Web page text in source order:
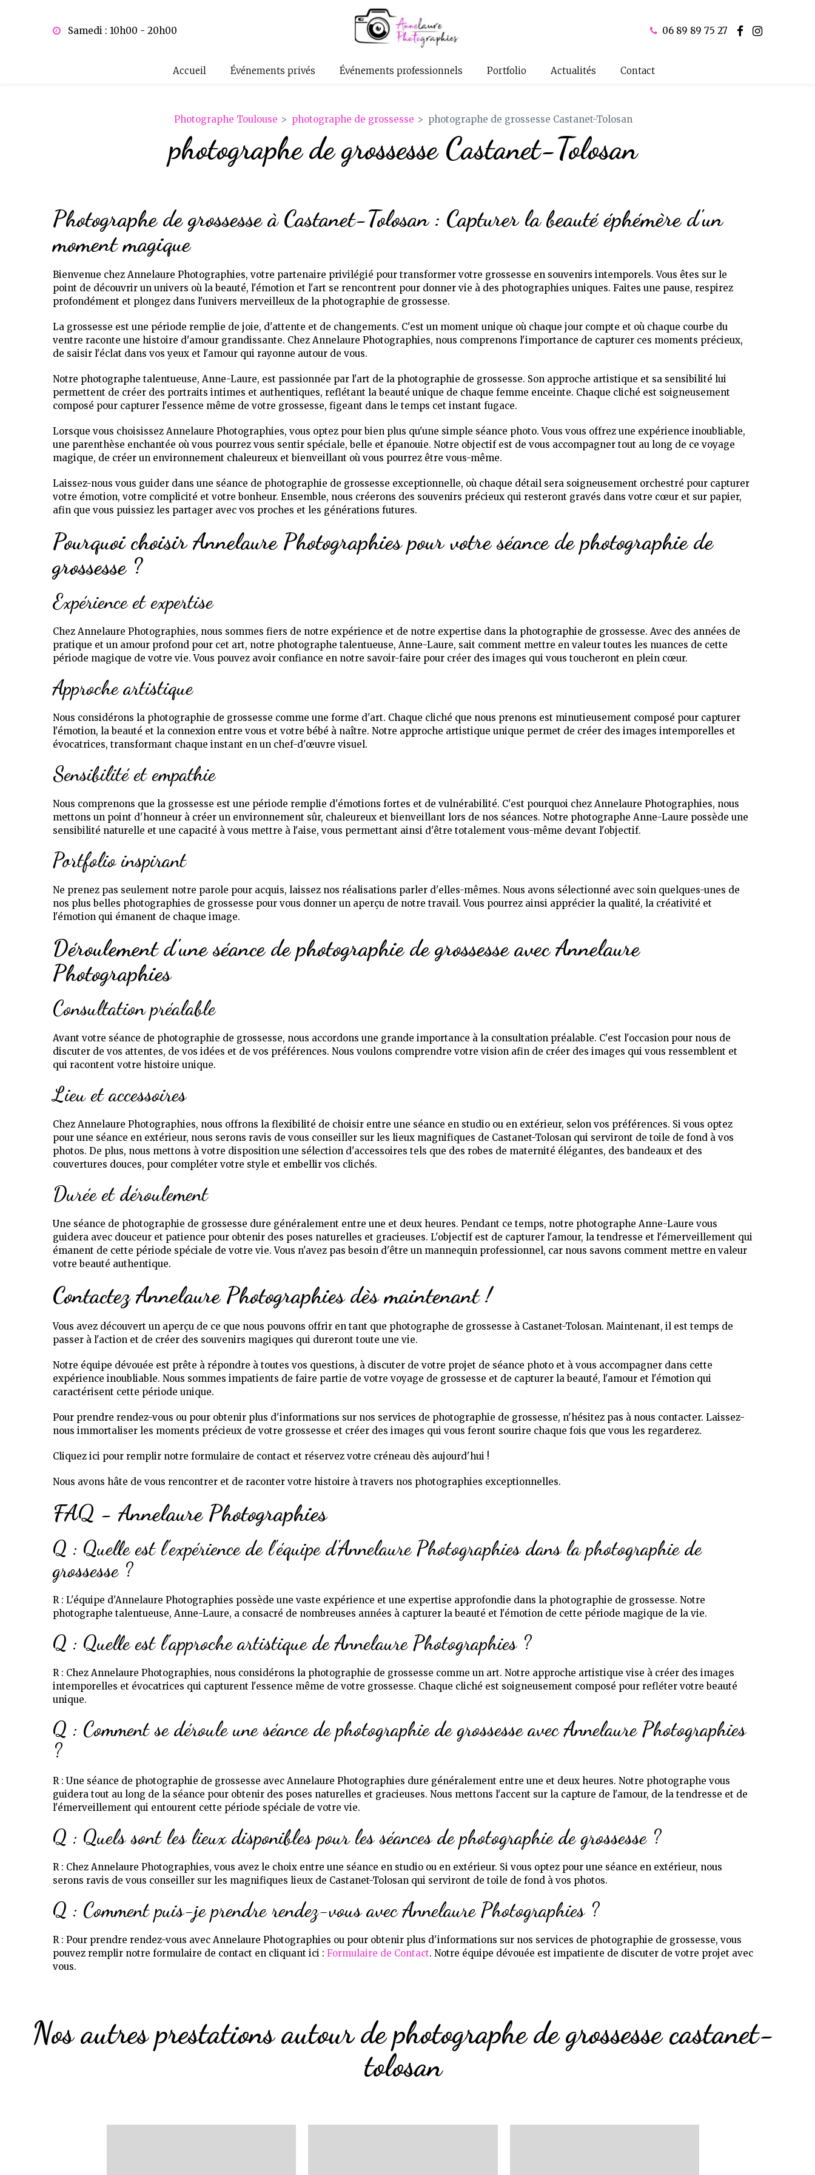
Samedi : 10h00 - 20h00 06 89 89 75 27
Accueil Événements privés Événements professionnels Portfolio Actualités Contact
Photographe Toulouse photographe de grossesse photographe de grossesse Castanet-Tolosan
photographe de grossesse Castanet-Tolosan
Photographe de grossesse à Castanet-Tolosan : Capturer la beauté éphémère d'un
moment magique
Bienvenue chez Annelaure Photographies, votre partenaire privilégié pour transformer votre grossesse en souvenirs intemporels. Vous êtes sur le
point de découvrir un univers où la beauté, l'émotion et l'art se rencontrent pour donner vie à des photographies uniques. Faites une pause, respirez
profondément et plongez dans l'univers merveilleux de la photographie de grossesse.
La grossesse est une période remplie de joie, d'attente et de changements. C'est un moment unique où chaque jour compte et où chaque courbe du
ventre raconte une histoire d'amour grandissante. Chez Annelaure Photographies, nous comprenons l'importance de capturer ces moments précieux,
de saisir l'éclat dans vos yeux et l'amour qui rayonne autour de vous.
Notre photographe talentueuse, Anne-Laure, est passionnée par l'art de la photographie de grossesse. Son approche artistique et sa sensibilité lui
permettent de créer des portraits intimes et authentiques, reflétant la beauté unique de chaque femme enceinte. Chaque cliché est soigneusement
composé pour capturer l'essence même de votre grossesse, figeant dans le temps cet instant fugace.
Lorsque vous choisissez Annelaure Photographies, vous optez pour bien plus qu'une simple séance photo. Vous vous offrez une expérience inoubliable,
une parenthèse enchantée où vous pourrez vous sentir spéciale, belle et épanouie. Notre objectif est de vous accompagner tout au long de ce voyage
magique, de créer un environnement chaleureux et bienveillant où vous pourrez être vous-même.
Laissez-nous vous guider dans une séance de photographie de grossesse exceptionnelle, où chaque détail sera soigneusement orchestré pour capturer
votre émotion, votre complicité et votre bonheur. Ensemble, nous créerons des souvenirs précieux qui resteront gravés dans votre cœur et sur papier,
afin que vous puissiez les partager avec vos proches et les générations futures.
Pourquoi choisir Annelaure Photographies pour votre séance de photographie de
grossesse ?
Expérience et expertise
Chez Annelaure Photographies, nous sommes fiers de notre expérience et de notre expertise dans la photographie de grossesse. Avec des années de
pratique et un amour profond pour cet art, notre photographe talentueuse, Anne-Laure, sait comment mettre en valeur toutes les nuances de cette
période magique de votre vie. Vous pouvez avoir confiance en notre savoir-faire pour créer des images qui vous toucheront en plein cœur.
Approche artistique
Nous considérons la photographie de grossesse comme une forme d'art. Chaque cliché que nous prenons est minutieusement composé pour capturer
l'émotion, la beauté et la connexion entre vous et votre bébé à naître. Notre approche artistique unique permet de créer des images intemporelles et
évocatrices, transformant chaque instant en un chef-d'œuvre visuel.
Sensibilité et empathie
Nous comprenons que la grossesse est une période remplie d'émotions fortes et de vulnérabilité. C'est pourquoi chez Annelaure Photographies, nous
mettons un point d'honneur à créer un environnement sûr, chaleureux et bienveillant lors de nos séances. Notre photographe Anne-Laure possède une
sensibilité naturelle et une capacité à vous mettre à l'aise, vous permettant ainsi d'être totalement vous-même devant l'objectif.
Portfolio inspirant
Ne prenez pas seulement notre parole pour acquis, laissez nos réalisations parler d'elles-mêmes. Nous avons sélectionné avec soin quelques-unes de
nos plus belles photographies de grossesse pour vous donner un aperçu de notre travail. Vous pourrez ainsi apprécier la qualité, la créativité et
l'émotion qui émanent de chaque image.
Déroulement d'une séance de photographie de grossesse avec Annelaure
Photographies
Consultation préalable
Avant votre séance de photographie de grossesse, nous accordons une grande importance à la consultation préalable. C'est l'occasion pour nous de
discuter de vos attentes, de vos idées et de vos préférences. Nous voulons comprendre votre vision afin de créer des images qui vous ressemblent et
qui racontent votre histoire unique.
Lieu et accessoires
Chez Annelaure Photographies, nous offrons la flexibilité de choisir entre une séance en studio ou en extérieur, selon vos préférences. Si vous optez
pour une séance en extérieur, nous serons ravis de vous conseiller sur les lieux magnifiques de Castanet-Tolosan qui serviront de toile de fond à vos
photos. De plus, nous mettons à votre disposition une sélection d'accessoires tels que des robes de maternité élégantes, des bandeaux et des
couvertures douces, pour compléter votre style et embellir vos clichés.
Durée et déroulement
Une séance de photographie de grossesse dure généralement entre une et deux heures. Pendant ce temps, notre photographe Anne-Laure vous
guidera avec douceur et patience pour obtenir des poses naturelles et gracieuses. L'objectif est de capturer l'amour, la tendresse et l'émerveillement qui
émanent de cette période spéciale de votre vie. Vous n'avez pas besoin d'être un mannequin professionnel, car nous savons comment mettre en valeur
votre beauté authentique.
Contactez Annelaure Photographies dès maintenant !
Vous avez découvert un aperçu de ce que nous pouvons offrir en tant que photographe de grossesse à Castanet-Tolosan. Maintenant, il est temps de
passer à l'action et de créer des souvenirs magiques qui dureront toute une vie.
Notre équipe dévouée est prête à répondre à toutes vos questions, à discuter de votre projet de séance photo et à vous accompagner dans cette
expérience inoubliable. Nous sommes impatients de faire partie de votre voyage de grossesse et de capturer la beauté, l'amour et l'émotion qui
caractérisent cette période unique.
Pour prendre rendez-vous ou pour obtenir plus d'informations sur nos services de photographie de grossesse, n'hésitez pas à nous contacter. Laissez-
nous immortaliser les moments précieux de votre grossesse et créer des images qui vous feront sourire chaque fois que vous les regarderez.
Cliquez ici pour remplir notre formulaire de contact et réservez votre créneau dès aujourd'hui !
Nous avons hâte de vous rencontrer et de raconter votre histoire à travers nos photographies exceptionnelles.
FAQ - Annelaure Photographies
Q : Quelle est l'expérience de l'équipe d'Annelaure Photographies dans la photographie de
grossesse ?
R : L'équipe d'Annelaure Photographies possède une vaste expérience et une expertise approfondie dans la photographie de grossesse. Notre
photographe talentueuse, Anne-Laure, a consacré de nombreuses années à capturer la beauté et l'émotion de cette période magique de la vie.
Q : Quelle est l'approche artistique de Annelaure Photographies ?
R : Chez Annelaure Photographies, nous considérons la photographie de grossesse comme un art. Notre approche artistique vise à créer des images
intemporelles et évocatrices qui capturent l'essence même de votre grossesse. Chaque cliché est soigneusement composé pour refléter votre beauté
unique.
Q : Comment se déroule une séance de photographie de grossesse avec Annelaure Photographies
?
R : Une séance de photographie de grossesse avec Annelaure Photographies dure généralement entre une et deux heures. Notre photographe vous
guidera tout au long de la séance pour obtenir des poses naturelles et gracieuses. Nous mettons l'accent sur la capture de l'amour, de la tendresse et de
l'émerveillement qui entourent cette période spéciale de votre vie.
Q : Quels sont les lieux disponibles pour les séances de photographie de grossesse ?
R : Chez Annelaure Photographies, vous avez le choix entre une séance en studio ou en extérieur. Si vous optez pour une séance en extérieur, nous
serons ravis de vous conseiller sur les magnifiques lieux de Castanet-Tolosan qui serviront de toile de fond à vos photos.
Q : Comment puis-je prendre rendez-vous avec Annelaure Photographies ?
R : Pour prendre rendez-vous avec Annelaure Photographies ou pour obtenir plus d'informations sur nos services de photographie de grossesse, vous
pouvez remplir notre formulaire de contact en cliquant ici : Formulaire de Contact. Notre équipe dévouée est impatiente de discuter de votre projet avec
vous.
Nos autres prestations autour de photographe de grossesse castanet-
tolosan